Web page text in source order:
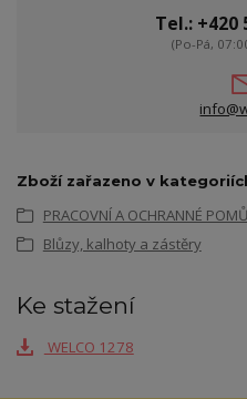
Tel.: +420
(Po-Pá,
Zboží zařazeno v
PRACOVNÍ A OCHRANNÉ
Blůzy, kalhoty a zástěry
Ke stažení
WELCO 1278